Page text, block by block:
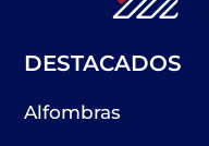
DESTACADOS
Alfombras